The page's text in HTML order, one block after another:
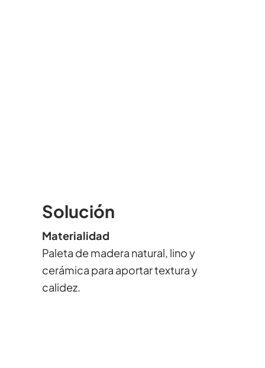
Solución
Materialidad
Paleta de madera natural, lino y
cerámica para aportar textura y
calidez.